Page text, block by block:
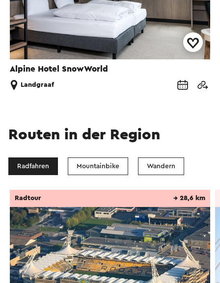
Alpine Hotel SnowWorld
Landgraaf
Routen in der Region
Radfahren Mountainbike Wandern
Radtour → 28,6 km